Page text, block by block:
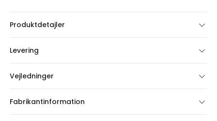
Produktdetajler
Levering
Vejledninger
Fabrikantinformation